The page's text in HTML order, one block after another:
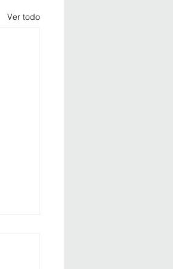
Ver todo